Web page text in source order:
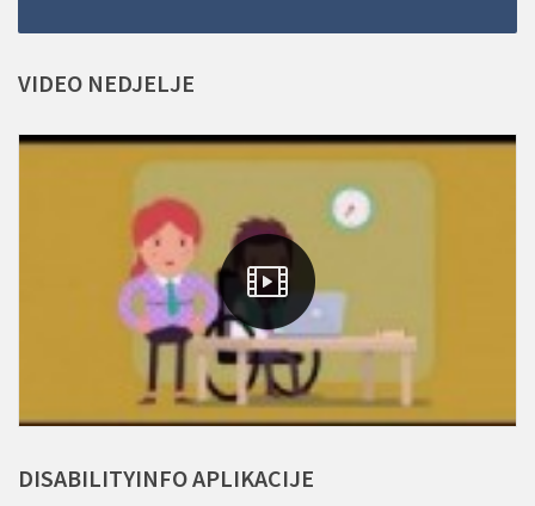
VIDEO NEDJELJE
DISABILITYINFOAPLIKACIJE